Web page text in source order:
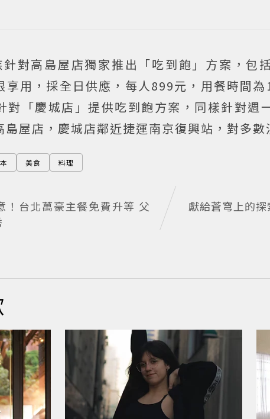
對高島屋店獨家推出「吃到飽」方案，包
享用，採全日供應，每人899元，用餐時間
對「慶城店」提供吃到飽方案，同樣針對週
屋店，慶城店鄰近捷運南京復興站，對多數
美食 料理
！台北萬豪主餐免費升等 父
獻給蒼穹上的探